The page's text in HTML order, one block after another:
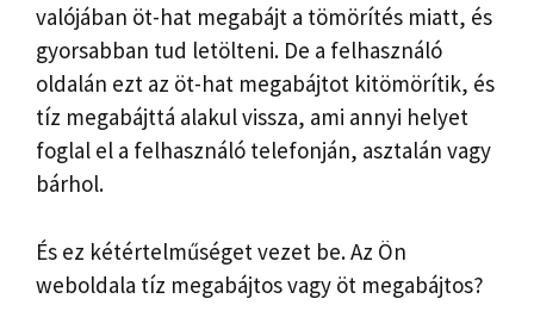
valójában öt-hat megabájt a tömörítés miatt, és
gyorsabban tud letölteni. De a felhasználó
oldalán ezt az öt-hat megabájtot kitömörítik, és
tíz megabájttá alakul vissza, ami annyi helyet
foglal el a felhasználó telefonján, asztalán vagy
bárhol.
És ez kétértelműséget vezet be. Az Ön
weboldala tíz megabájtos vagy öt megabájtos?